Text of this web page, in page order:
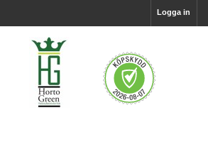
Logga in